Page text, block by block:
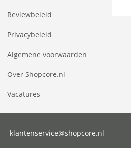
Reviewbeleid
Privacybeleid
Algemene voorwaarden
Over Shopcore.nl
Vacatures
klantenservice@shopcore.nl